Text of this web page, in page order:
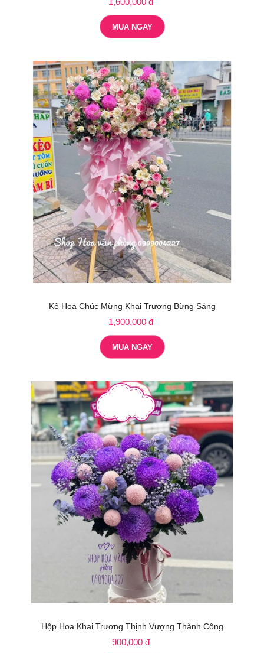
MUA NGAY
Kệ Hoa Chúc Mừng Khai Trương Bừng Sáng
1,900,000 đ
MUA NGAY
Hộp Hoa Khai Trương Thịnh Vượng Thành Công
900,000 đ